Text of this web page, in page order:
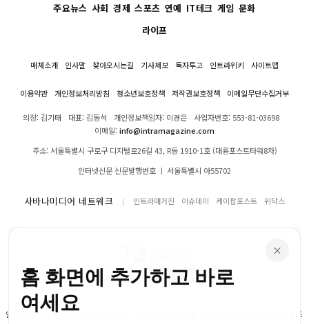
주요뉴스 사회 경제 스포츠 연예 IT테크 게임 문화
라이프
매체소개 인사말 찾아오시는길 기사제보 독자투고 인트라위키 사이트맵
이용약관 개인정보처리방침 청소년보호정책 저작권보호정책 이메일무단수집거부
의장: 김기태 대표: 김동석 개인정보책임자: 이경은
사업자번호: 553-81-03698
이메일:info@intramagazine.com
주소: 서울특별시 구로구 디지털로26길 43, R동 1910-1호 (대륭포스트타워8차)
인터넷신문 신문발행번호 ㅣ 서울특별시 아55702
사바나미디어 네트워크 인트라매거진 이슈데이 케이팝포스트 위닥스
인트라매거진의 모든 콘텐츠(기사)는 저작권법의 보호를 받으며, 무단 전재, 복사, 배포
×
홈 화면에 추가하고 바로
여세요